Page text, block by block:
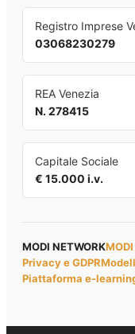
Registro Imprese
03068230279
REA Venezia
N. 278415
Capitale Sociale
€ 15.000 i.v.
MODI NETWORK
Privacy e GDPR
Piattaforma e-